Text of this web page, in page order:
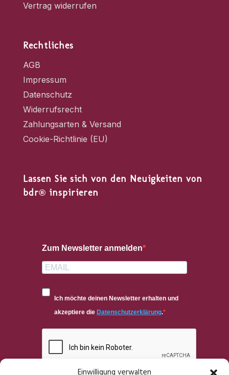
Einwilligung verwalten
Vertrag widerrufen
Rechtliches
AGB
Impressum
Datenschutz
Widerrufsrecht
Zahlungsarten & Versand
Cookie-Richtlinie (EU)
Lassen Sie sich von den Neuigkeiten von
bdr® inspirieren
Zum Newsletter anmelden
Ich möchte deinen Newsletter erhalten und
akzeptiere die Datenschutzerklärung.